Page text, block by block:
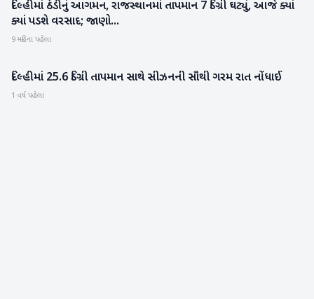
રાષ્ટ્રીય
દિલ્હીમાં ઠંડીનું આગમન, રાજસ્થાનમાં તાપમાન 7 ડિગ્રી ઘટ્યું, આજે ક્યાં
ક્યાં પડશે વરસાદ; જાણો...
9 મહિના પહેલા
હવામાન
દિલ્હીમાં 25.6 ડિગ્રી તાપમાન સાથે સીઝનની સૌથી ગરમ રાત નોંધાઈ
1 વર્ષ પહેલા